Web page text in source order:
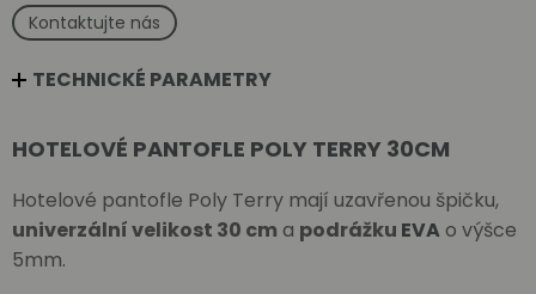
Kontaktujte nás
TECHNICKÉ PARAMETRY
HOTELOVÉ PANTOFLE POLY TERRY 30CM
Hotelové pantofle Poly Terry mají uzavřenou špičku,
univerzální velikost 30 cm a podrážku EVAo výšce
5mm.